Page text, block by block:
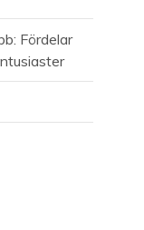
Fördelar